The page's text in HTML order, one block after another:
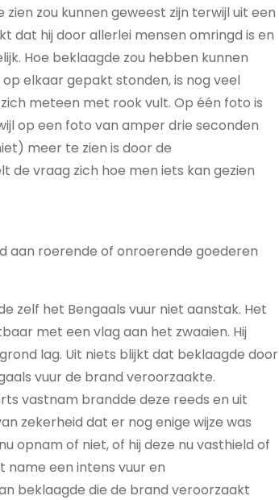
zou kunnen geweest zijn terwijl uit een
dat hij door allerlei mensen omringd is en
Hoe beklaagde zou hebben kunnen
elkaar gepakt stonden, is nog veel
meteen met rook vult. Op één foto is
op een foto van amper drie seconden
meer te zien is door de
de vraag zich hoe men iets kan gezien
aan roerende of onroerende goederen
zelf het Bengaals vuur niet aanstak. Het
met een vlag aan het zwaaien. Hij
lag. Uit niets blijkt dat beklaagde door
vuur de brand veroorzaakte.
vastnam brandde deze reeds en uit
zekerheid dat er nog enige wijze was
opnam of niet, of hij deze nu vasthield of
name een intens vuur en
beklaagde die de brand veroorzaakt